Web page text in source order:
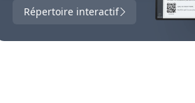
Répertoire interactif